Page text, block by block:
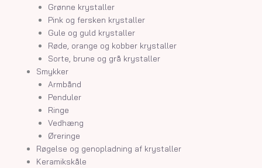
Grønne krystaller
Pink og fersken krystaller
Gule og guld krystaller
Røde, orange og kobber krystaller
Sorte, brune og grå krystaller
Smykker
Armbånd
Penduler
Ringe
Vedhæng
Øreringe
Røgelse og genopladning af krystaller
Keramikskåle